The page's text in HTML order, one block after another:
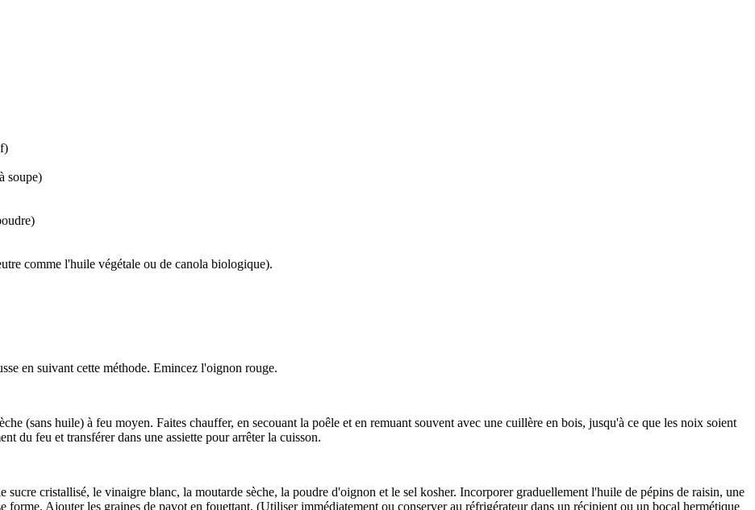
soupe)
comme l'huile végétale ou de canola biologique).
en suivant cette méthode. Emincez l'oignon rouge.
(sans huile) à feu moyen. Faites chauffer, en secouant la poêle et en remuant souvent avec une cuillère en bois, jusqu'à ce que les noix soient
du feu et transférer dans une assiette pour arrêter la cuisson.
cristallisé, le vinaigre blanc, la moutarde sèche, la poudre d'oignon et le sel kosher. Incorporer graduellement l'huile de pépins de raisin, une
forme. Ajouter les graines de pavot en fouettant. (Utiliser immédiatement ou conserver au réfrigérateur dans un récipient ou un bocal hermétique